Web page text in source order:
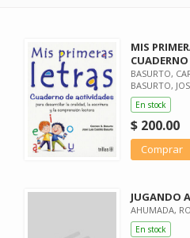
MIS
BASURTO,
BASURTO,
En stock
$ 200.00
Comprar
JUGANDO
AHUMADA,
En stock